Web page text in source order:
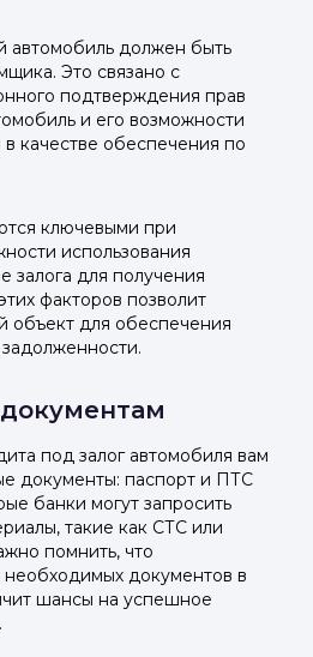
автомобиль должен быть
Это связано с
подтверждения прав
и его возможности
качестве обеспечения по
ключевыми при
использования
залога для получения
факторов позволит
объект для обеспечения
под залог автомобиля вам
документы: паспорт и ПТС
банки могут запросить
такие как СТС или
помнить, что
необходимых документов в
шансы на успешное